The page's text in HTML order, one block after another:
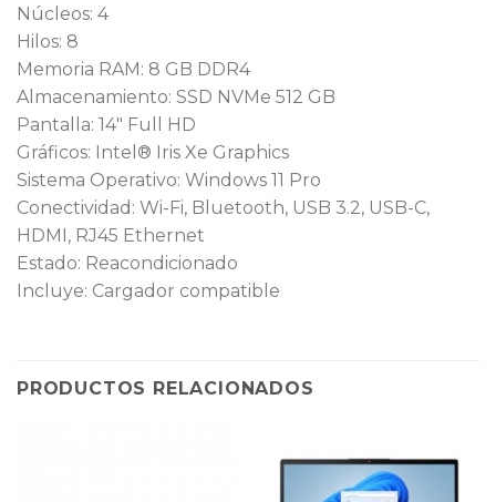
Núcleos: 4
Hilos: 8
Memoria RAM: 8 GB DDR4
Almacenamiento: SSD NVMe 512 GB
Pantalla: 14″ Full HD
Gráficos: Intel® Iris Xe Graphics
Sistema Operativo: Windows 11 Pro
Conectividad: Wi-Fi, Bluetooth, USB 3.2, USB-C,
HDMI, RJ45 Ethernet
Estado: Reacondicionado
Incluye: Cargador compatible
PRODUCTOS RELACIONADOS